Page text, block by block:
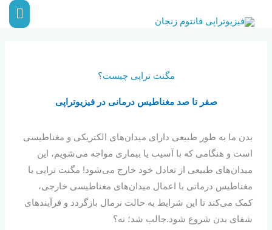
مگنت تراپی چیست؟
صفر تا صد مغناطیس درمانی در فیزیوتراپی
بدن ما به طور طبیعی دارای میدان‌های الکتریکی و مغناطیسی
است و هنگامی که با آسیب یا بیماری مواجه می‌شویم، این
میدان‌های طبیعی از تعادل خود خارج می‌شود! مگنت تراپی یا
مغناطیس درمانی با اعمال میدان‌های مغناطیسی خارجی،
کمک می‌کند تا این شرایط به حالت نرمال بازگردد و فرآیندهای
شفای بدن شروع شود.جالب شد؛ نه؟